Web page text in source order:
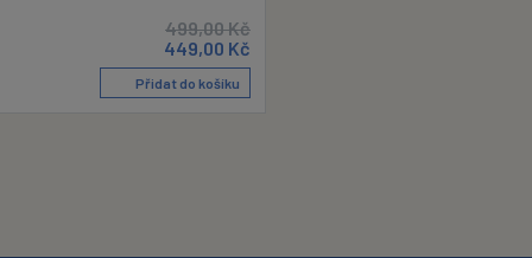
499,00Kč
449,00 Kč
Přidat do košíku